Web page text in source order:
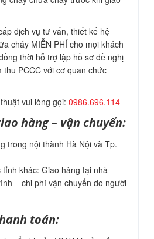
dịch vụ tư vấn, thiết kế hệ
cháy MIỄN PHÍ cho mọi khách
thời hỗ trợ lập hồ sơ đề nghị
PCCC với cơ quan chức
vui lòng gọi: 0986.696.114
hàng – vận chuyển:
trong nội thành Hà Nội và Tp.
tỉnh khác: Giao hàng tại nhà
– chi phí vận chuyển do người
toán: